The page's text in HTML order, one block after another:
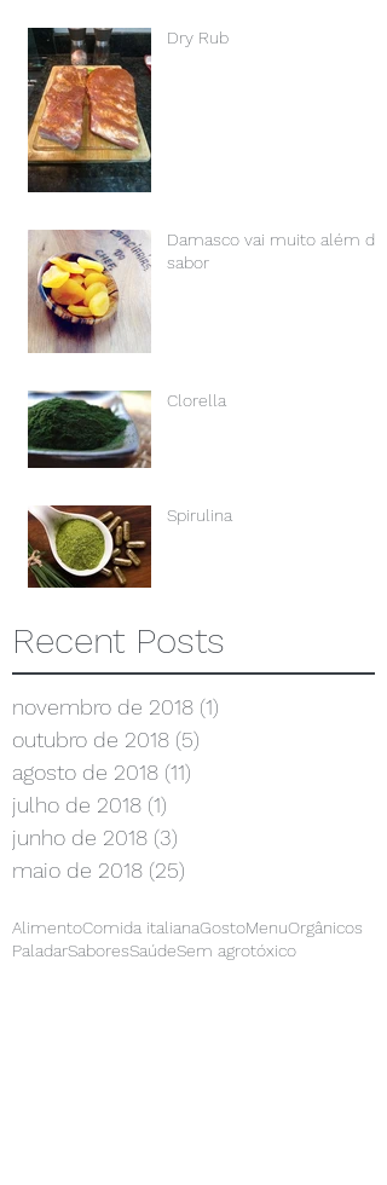
Dry Rub
Damasco vai muito além do
sabor
Clorella
Spirulina
Recent Posts
novembro de 2018 (1)
outubro de 2018 (5)
agosto de 2018 (11)
julho de 2018 (1)
junho de 2018 (3)
maio de 2018 (25)
AlimentoComida italianaGostoMenuOrgânicos
PaladarSaboresSaúdeSem agrotóxico